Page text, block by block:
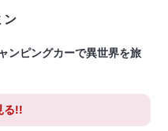
ン
ンピングカーで異世界を旅
る!!